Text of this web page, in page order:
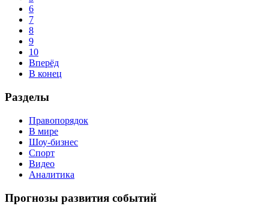
6
7
8
9
10
Вперёд
В конец
Разделы
Правопорядок
В мире
Шоу-бизнес
Спорт
Видео
Аналитика
Прогнозы развития событий